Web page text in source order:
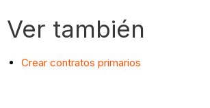
Ver también
Crear contratos primarios